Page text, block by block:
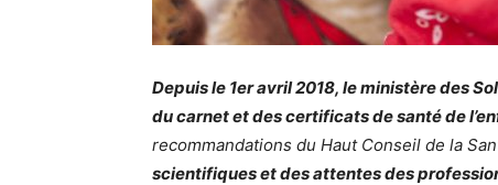
Depuis le 1er avril 2018, le ministère des
du carnet et des certificats de santé de
recommandations du Haut Conseil de la
scientifiques et des attentes des